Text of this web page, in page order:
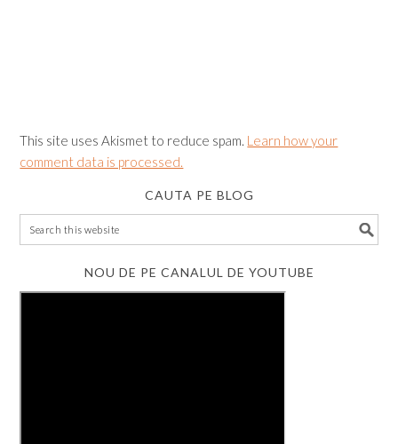
This site uses Akismet to reduce spam. Learn how your
comment data is processed.
CAUTA PE BLOG
NOU DE PE CANALUL DE YOUTUBE